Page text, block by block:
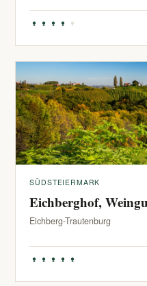
SÜDSTEIERMARK
Eichberghof,
Eichberg-Trautenburg